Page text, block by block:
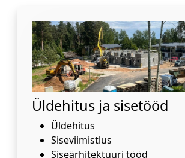
Üldehitus ja sisetööd
Üldehitus
Siseviimistlus
Siseärhitektuuri tööd